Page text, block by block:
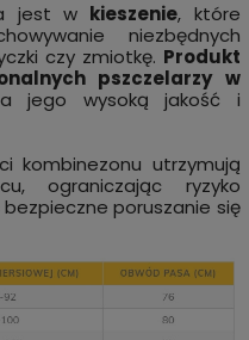
jest w kieszenie, które
niezbędnych
czy zmiotkę. Produkt
pszczelarzy w
jego wysoką jakość i
kombinezonu utrzymują
ograniczając ryzyko
bezpieczne poruszanie się